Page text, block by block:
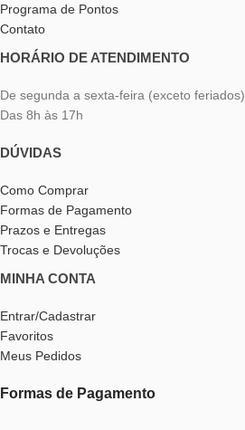
Programa de Pontos
Contato
HORÁRIO DE ATENDIMENTO
De segunda a sexta-feira (exceto feriados)
Das 8h às 17h
DÚVIDAS
Como Comprar
Formas de Pagamento
Prazos e Entregas
Trocas e Devoluções
MINHA CONTA
Entrar/Cadastrar
Favoritos
Meus Pedidos
Formas de Pagamento